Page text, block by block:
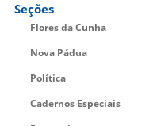
Seções
Flores da Cunha
Nova Pádua
Política
Cadernos Especiais